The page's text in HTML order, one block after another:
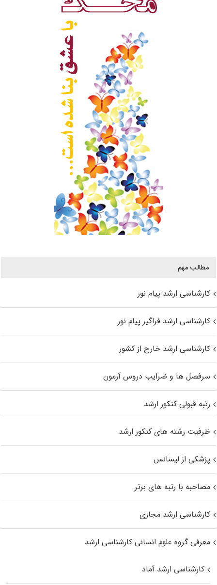
مطالب مهم
کارشناسی ارشد پیام نور
کارشناسی ارشد فراگیر پیام نور
کارشناسی ارشد خارج از کشور
سرفصل ها و ضرایب دروس آزمون
رتبه قبولی کنکور ارشد
ظرفیت رشته های کنکور ارشد
پزشکی از لیسانس
مصاحبه با رتبه های برتر
کارشناسی ارشد مجازی
معرفی گروه علوم انسانی کارشناسی ارشد
کارشناسی ارشد آماد